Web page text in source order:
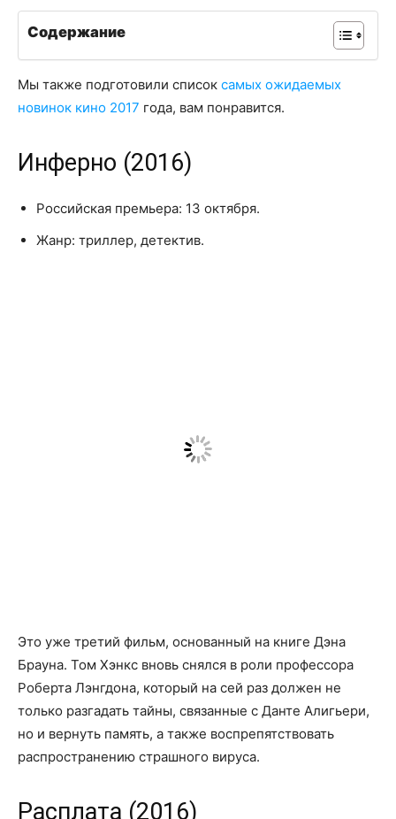
Содержание
Мы также подготовили список самых ожидаемых
новинок кино 2017 года, вам понравится.
Инферно (2016)
Российская премьера: 13 октября.
Жанр: триллер, детектив.
Это уже третий фильм, основанный на книге Дэна
Брауна. Том Хэнкс вновь снялся в роли профессора
Роберта Лэнгдона, который на сей раз должен не
только разгадать тайны, связанные с Данте Алигьери,
но и вернуть память, а также воспрепятствовать
распространению страшного вируса.
Расплата (2016)